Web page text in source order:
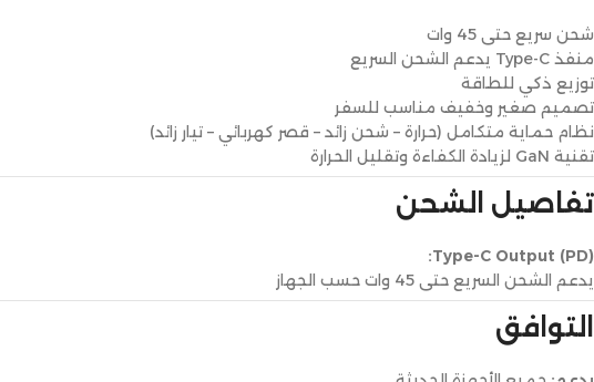
شحن سريع حتى 45 وات
منفذ Type-C يدعم الشحن السريع
توزيع ذكي للطاقة
تصميم صغير وخفيف مناسب للسفر
نظام حماية متكامل (حرارة – شحن زائد – قصر كهربائي – تيار زائد)
تقنية GaN لزيادة الكفاءة وتقليل الحرارة
تفاصيل الشحن
Type-C Output (PD):
يدعم الشحن السريع حتى 45 وات حسب الجهاز
التوافق